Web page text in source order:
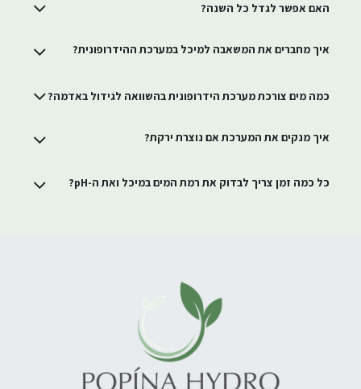
האם אפשר לגדל כל השנה?
איך מחברים את המשאבה למיכל במערכת ההידרופונית?
כמה מים צורכת מערכת הידרופונית בהשוואה לגידול באדמה?
איך מנקים את המערכת אם נוצרת ירקת?
כל כמה זמן צריך לבדוק את רמת המים במיכל ואת ה-pH?